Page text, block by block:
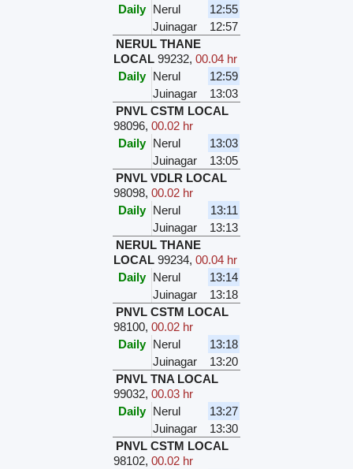
Daily Nerul
12:55
Juinagar
12:57
NERUL THANE
LOCAL 99232,00.04 hr
Daily Nerul
12:59
Juinagar
13:03
PNVL CSTM LOCAL
98096,00.02 hr
Daily Nerul
13:03
Juinagar
13:05
PNVL VDLR LOCAL
98098,00.02 hr
Daily Nerul
13:11
Juinagar
13:13
NERUL THANE
LOCAL 99234,00.04 hr
Daily Nerul
13:14
Juinagar
13:18
PNVL CSTM LOCAL
98100,00.02 hr
Daily Nerul
13:18
Juinagar
13:20
PNVL TNA LOCAL
99032,00.03 hr
Daily Nerul
13:27
Juinagar
13:30
PNVL CSTM LOCAL
98102,00.02 hr